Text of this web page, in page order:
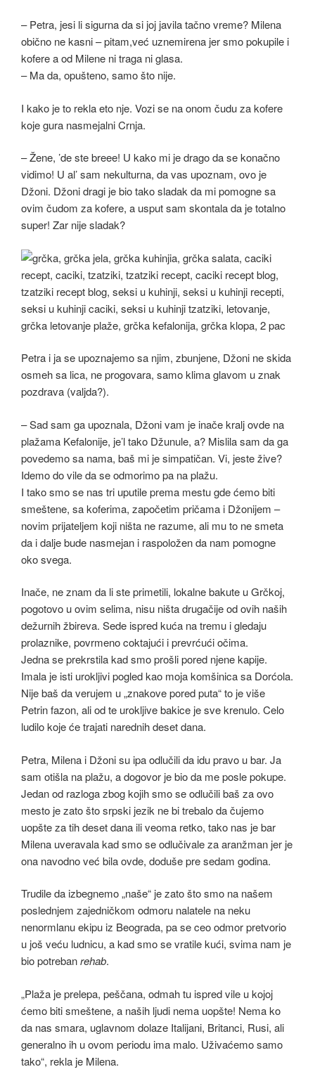
– Petra, jesi li sigurna da si joj javila tačno vreme? Milena
obično ne kasni – pitam,već uznemirena jer smo pokupile i
kofere a od Milene ni traga ni glasa.
– Ma da, opušteno, samo što nije.
I kako je to rekla eto nje. Vozi se na onom čudu za kofere
koje gura nasmejalni Crnja.
– Žene, ’de ste breee! U kako mi je drago da se konačno
vidimo! U al’ sam nekulturna, da vas upoznam, ovo je
Džoni. Džoni dragi je bio tako sladak da mi pomogne sa
ovim čudom za kofere, a usput sam skontala da je totalno
super! Zar nije sladak?
Petra i ja se upoznajemo sa njim, zbunjene, Džoni ne skida
osmeh sa lica, ne progovara, samo klima glavom u znak
pozdrava (valjda?).
– Sad sam ga upoznala, Džoni vam je inače kralj ovde na
plažama Kefalonije, je’l tako Džunule, a? Mislila sam da ga
povedemo sa nama, baš mi je simpatičan. Vi, jeste žive?
Idemo do vile da se odmorimo pa na plažu.
I tako smo se nas tri uputile prema mestu gde ćemo biti
smeštene, sa koferima, započetim pričama i Džonijem –
novim prijateljem koji ništa ne razume, ali mu to ne smeta
da i dalje bude nasmejan i raspoložen da nam pomogne
oko svega.
Inače, ne znam da li ste primetili, lokalne bakute u Grčkoj,
pogotovo u ovim selima, nisu ništa drugačije od ovih naših
dežurnih žbireva. Sede ispred kuća na tremu i gledaju
prolaznike, povrmeno coktajući i prevrćući očima.
Jedna se prekrstila kad smo prošli pored njene kapije.
Imala je isti urokljivi pogled kao moja komšinica sa Dorćola.
Nije baš da verujem u „znakove pored puta“ to je više
Petrin fazon, ali od te urokljive bakice je sve krenulo. Celo
ludilo koje će trajati narednih deset dana.
Petra, Milena i Džoni su ipa odlučili da idu pravo u bar. Ja
sam otišla na plažu, a dogovor je bio da me posle pokupe.
Jedan od razloga zbog kojih smo se odlučili baš za ovo
mesto je zato što srpski jezik ne bi trebalo da čujemo
uopšte za tih deset dana ili veoma retko, tako nas je bar
Milena uveravala kad smo se odlučivale za aranžman jer je
ona navodno već bila ovde, doduše pre sedam godina.
Trudile da izbegnemo „naše“ je zato što smo na našem
poslednjem zajedničkom odmoru nalatele na neku
nenormlanu ekipu iz Beograda, pa se ceo odmor pretvorio
u još veću ludnicu, a kad smo se vratile kući, svima nam je
bio potrebanrehab.
„Plaža je prelepa, peščana, odmah tu ispred vile u kojoj
ćemo biti smeštene, a naših ljudi nema uopšte! Nema ko
da nas smara, uglavnom dolaze Italijani, Britanci, Rusi, ali
generalno ih u ovom periodu ima malo. Uživaćemo samo
tako“, rekla je Milena.